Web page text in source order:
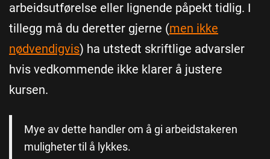
arbeidsutførelse eller lignende påpekt tidlig. I
tillegg må du deretter gjerne (men ikke
nødvendigvis) ha utstedt skriftlige advarsler
hvis vedkommende ikke klarer å justere
kursen.
Mye av dette handler om å gi arbeidstakeren
muligheter til å lykkes.